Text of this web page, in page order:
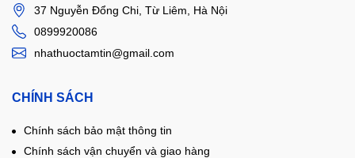
37 Nguyễn Đổng Chi, Từ Liêm, Hà Nội
0899920086
nhathuoctamtin@gmail.com
CHÍNH SÁCH
Chính sách bảo mật thông tin
Chính sách vận chuyển và giao hàng